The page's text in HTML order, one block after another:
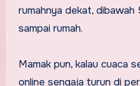
rumahnya dekat, dibawah
sampai rumah.
Mamak pun, kalau cuaca
online sengaja turun di